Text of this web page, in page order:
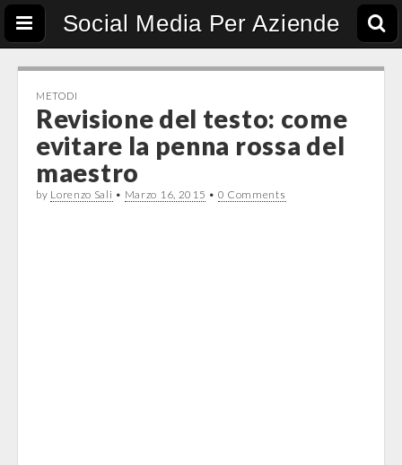
Social Media Per Aziende
METODI
Revisione del testo: come
evitare la penna rossa del
maestro
by Lorenzo Sali • Marzo 16, 2015 • 0 Comments